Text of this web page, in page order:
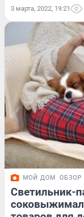
3 марта, 2022, 19:21
МОЙ ДОМ ОБЗОР
Светильник-